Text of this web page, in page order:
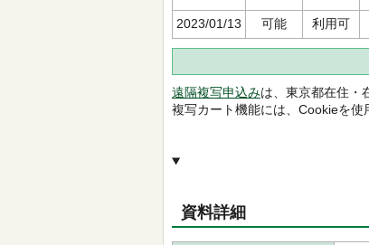
2023/01/13 可能 利用可
遠隔複写申込みは、東京都在住・
複写カート機能には、Cookieを使
資料詳細